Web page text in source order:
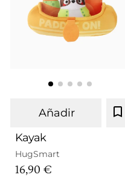
Añadir
Kayak
HugSmart
16,90 €